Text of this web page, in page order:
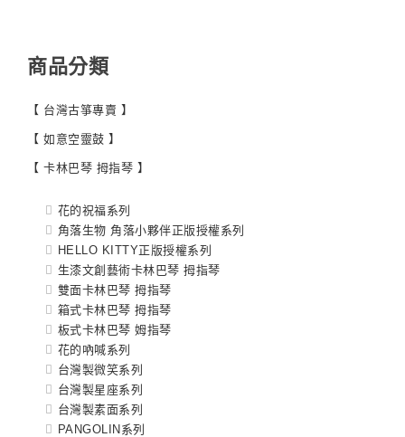
商品分類
【 台灣古箏專賣 】
【 如意空靈鼓 】
【 卡林巴琴 拇指琴 】
花的祝福系列
角落生物 角落小夥伴正版授權系列
HELLO KITTY正版授權系列
生漆文創藝術卡林巴琴 拇指琴
雙面卡林巴琴 拇指琴
箱式卡林巴琴 拇指琴
板式卡林巴琴 姆指琴
花的吶喊系列
台灣製微笑系列
台灣製星座系列
台灣製素面系列
PANGOLIN系列